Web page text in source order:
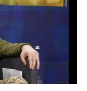
depositphotos.com